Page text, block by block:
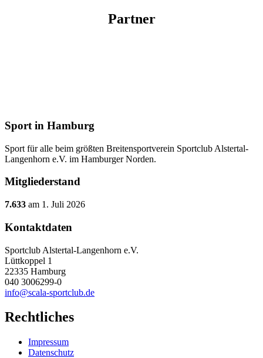
Partner
Sport in Hamburg
Sport für alle beim größten Breitensportverein Sportclub Alstertal-
Langenhorn e.V. im Hamburger Norden.
Mitgliederstand
7.633 am 1. Juli 2026
Kontaktdaten
Sportclub Alstertal-Langenhorn e.V.
Lüttkoppel 1
22335 Hamburg
040 3006299-0
info@scala-sportclub.de
Rechtliches
Impressum
Datenschutz